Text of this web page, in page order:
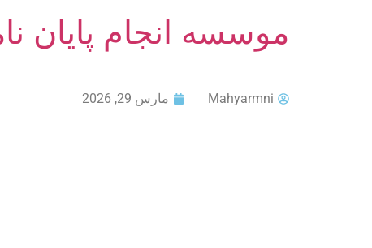
موسسه انجام پایان
Mahyarmni مارس 29, 2026